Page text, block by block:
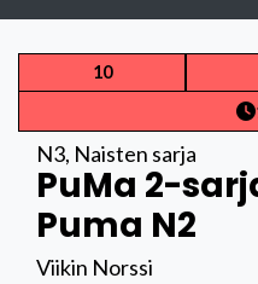
10
N3, Naisten sarja
PuMa 2-
Puma N2
Viikin Norssi